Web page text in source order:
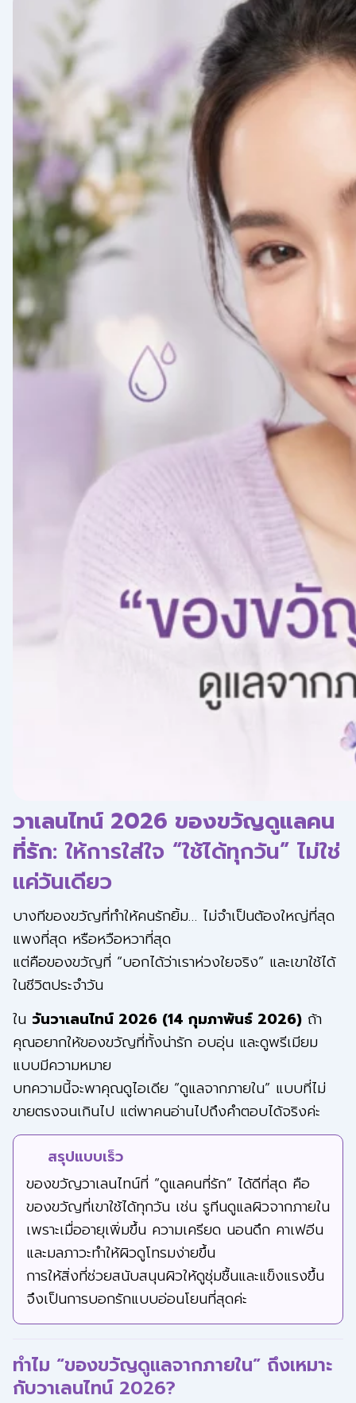
วาเลนไทน์ 2026 ของขวัญดูแลคน
ที่รัก: ให้การใส่ใจ “ใช้ได้ทุกวัน” ไม่ใช่
แค่วันเดียว
บางทีของขวัญที่ทำให้คนรักยิ้ม… ไม่จำเป็นต้องใหญ่ที่สุด
แพงที่สุด หรือหวือหวาที่สุด
แต่คือของขวัญที่ “บอกได้ว่าเราห่วงใยจริง” และเขาใช้ได้
ในชีวิตประจำวัน
ใน วันวาเลนไทน์ 2026 (14 กุมภาพันธ์ 2026)ถ้า
คุณอยากให้ของขวัญที่ทั้งน่ารัก อบอุ่น และดูพรีเมียม
แบบมีความหมาย
บทความนี้จะพาคุณดูไอเดีย “ดูแลจากภายใน” แบบที่ไม่
ขายตรงจนเกินไป แต่พาคนอ่านไปถึงคำตอบได้จริงค่ะ
สรุปแบบเร็ว
ของขวัญวาเลนไทน์ที่ “ดูแลคนที่รัก” ได้ดีที่สุด คือ
ของขวัญที่เขาใช้ได้ทุกวัน เช่น รูทีนดูแลผิวจากภายใน
เพราะเมื่ออายุเพิ่มขึ้น ความเครียด นอนดึก คาเฟอีน
และมลภาวะทำให้ผิวดูโทรมง่ายขึ้น
การให้สิ่งที่ช่วยสนับสนุนผิวให้ดูชุ่มชื้นและแข็งแรงขึ้น
จึงเป็นการบอกรักแบบอ่อนโยนที่สุดค่ะ
ทำไม “ของขวัญดูแลจากภายใน” ถึงเหมาะ
กับวาเลนไทน์ 2026?